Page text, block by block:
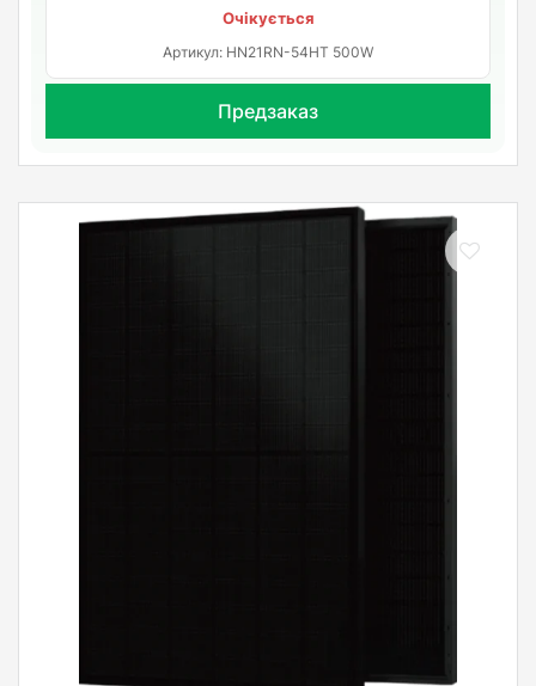
Очікується
Артикул: HN21RN-54HT 500W
Предзаказ